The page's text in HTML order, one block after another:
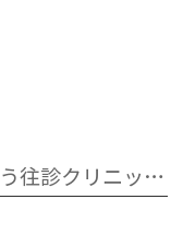
川島孝一郎先生と私（ももたろう往診クリニック開院15周年記念特別講演会）